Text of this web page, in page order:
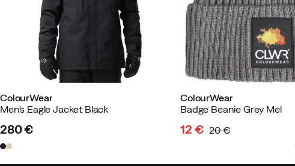
ColourWear
Men's Eagle Jacket Black
price
280 €
ColourWear
Badge Beanie Grey Mel
12 € 20 €